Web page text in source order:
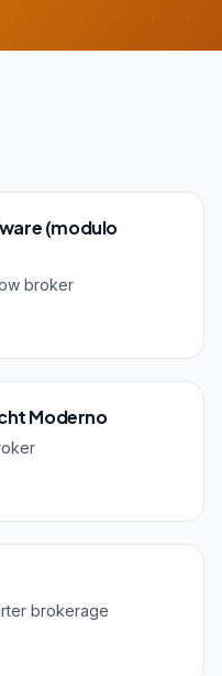
(modulo
broker
Moderno
brokerage